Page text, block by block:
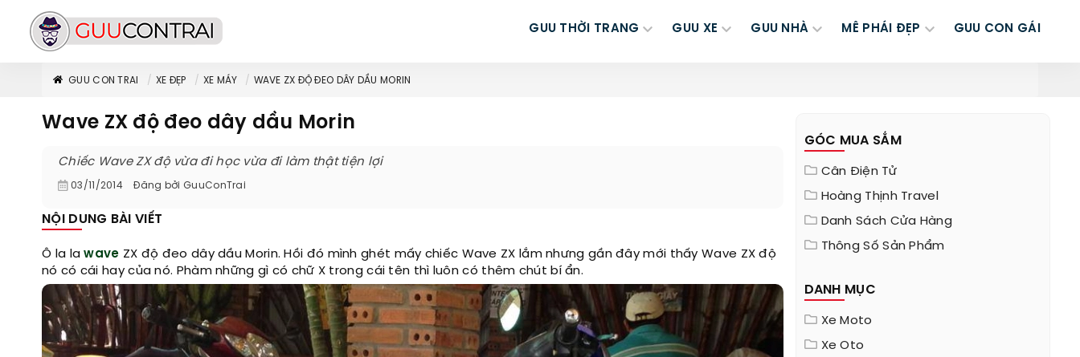
GUU THỜI TRANG GUU XE GUU NHÀ MÊ PHÁI ĐẸP GUU CON GÁI
GUU CON TRAI XE ĐẸP XE MÁY WAVE ZX ĐỘ ĐEO DÂY DẦU MORIN
Wave ZX độ đeo dây dầu Morin
Chiếc Wave ZX độ vừa đi học vừa đi làm thật tiện lợi
03/11/2014 Đăng bởi GuuConTrai
NỘI DUNG BÀI VIẾT
Ô la lawave ZX độ đeo dây dầu Morin. Hồi đó mình ghét mấy chiếc Wave ZX lắm nhưng gần đây mới thấy Wave ZX độ
nó có cái hay của nó. Phàm những gì có chữ X trong cái tên thì luôn có thêm chút bí ẩn.
GÓC MUA SẮM
Cân Điện Tử
Hoàng Thịnh Travel
Danh Sách Cửa Hàng
Thông Số Sản Phẩm
DANH MỤC
Xe Moto
Xe Oto